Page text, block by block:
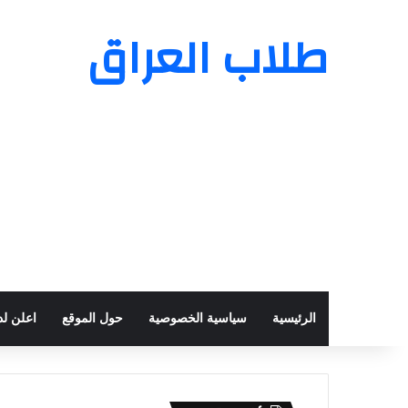
طلاب العراق
الرئيسية سياسية الخصوصية حول الموقع اعلن